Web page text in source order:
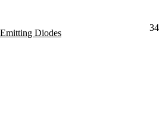
Diodes
34